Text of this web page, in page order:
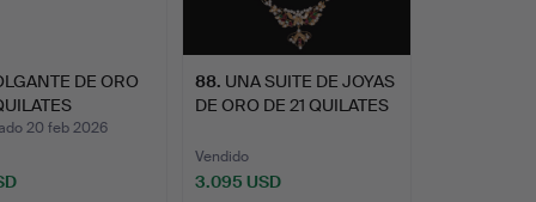
DE ORO
20 feb 2026
88. UNA SUITE DE JOYAS
DE ORO DE 21 QUILATES
Vendido
3.095 USD